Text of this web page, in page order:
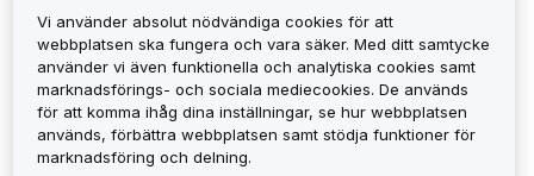
Was it helpful?
Vi använder absolut nödvändiga cookies för att
webbplatsen ska fungera och vara säker. Med ditt samtycke
använder vi även funktionella och analytiska cookies samt
marknadsförings- och sociala mediecookies. De används
för att komma ihåg dina inställningar, se hur webbplatsen
används, förbättra webbplatsen samt stödja funktioner för
marknadsföring och delning.